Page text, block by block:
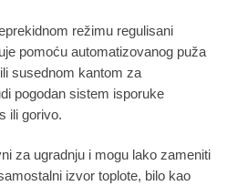
režimu regulisani
pomoću automatizovanog puža
susednom kantom za
pogodan sistem isporuke
ili gorivo.
za ugradnju i mogu lako zameniti
izvor toplote, bilo kao